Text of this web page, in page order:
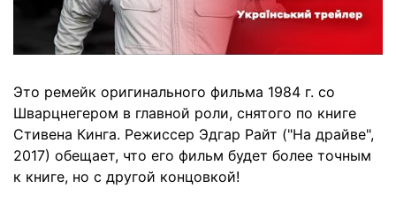
Это ремейк оригинального фильма 1984 г. со
Шварцнегером в главной роли, снятого по книге
Стивена Кинга. Режиссер Эдгар Райт ("На драйве",
2017) обещает, что его фильм будет более точным
к книге, но с другой концовкой!